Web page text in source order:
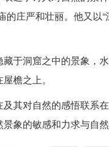
庄严和壮丽。他又以
于洞窟之中的景象，
檐之上。
其对自然的感悟联系
象的敏感和力求与自然